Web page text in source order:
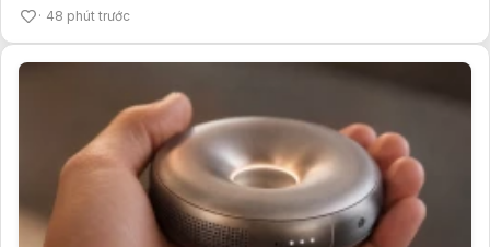
48 phút trước